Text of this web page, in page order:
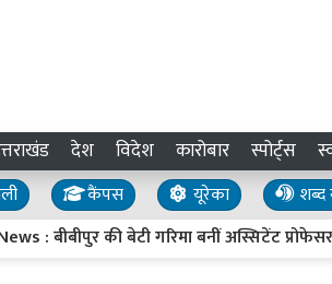
देश विदेश कारोबार स्पोर्ट्स
कैंपस यूरेका शब्द
बीबीपुर की बेटी गरिमा बनीं अस्सिटेंट प्रोफेसर,